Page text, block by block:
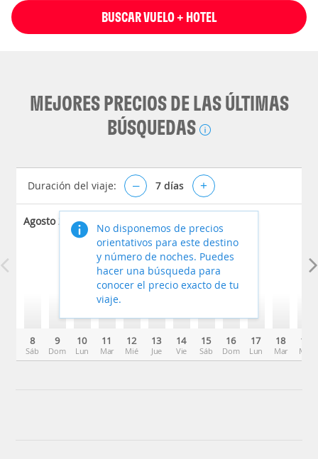
BUSCAR VUELO + HOTEL
MEJORES PRECIOS DE LAS ÚLTIMAS
BÚSQUEDAS
Duración del viaje: – 7 días +
Agosto 2026
8
Sáb
9
Dom
10
Lun
11
Mar
12
Mié
13
Jue
14
Vie
15
Sáb
16
Dom
17
Lun
18
Mar
19
Mié
No disponemos de precios
orientativos para este destino
y número de noches. Puedes
hacer una búsqueda para
conocer el precio exacto de tu
viaje.